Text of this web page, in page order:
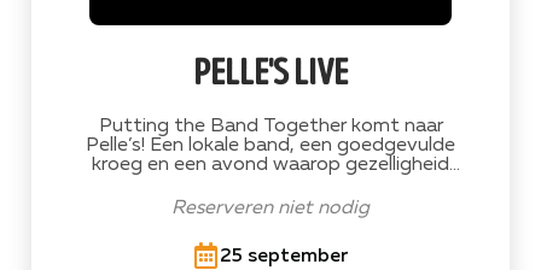
pelle's live
Putting the Band Together komt naar
Pelle’s! Een lokale band, een goedgevulde
kroeg en een avond waarop gezelligheid
Neem je vrienden mee, bestel een drankje
en geniet van een avondje Pelle’s Live!
Reserveren niet nodig
25 september